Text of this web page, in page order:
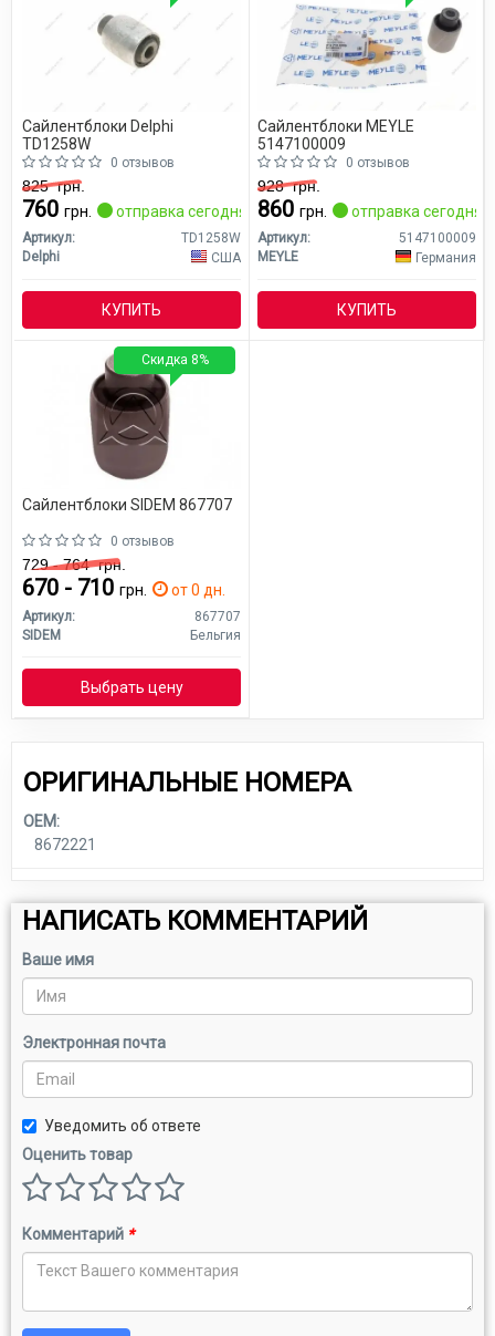
Сайлентблоки Delphi
TD1258W
0 отзывов
825грн.
760 грн. отправка сегодня
Артикул:
TD1258W
Delphi
США
КУПИТЬ
Сайлентблоки MEYLE
5147100009
0 отзывов
928грн.
860 грн. отправка сегодня
Артикул:
5147100009
MEYLE
Германия
КУПИТЬ
Сайлентблоки SIDEM 867707
0 отзывов
729 - 764грн.
670 - 710 грн. от 0 дн.
Артикул:
867707
SIDEM
Бельгия
Выбрать цену
Скидка 8%
ОРИГИНАЛЬНЫЕ НОМЕРА
OEM:
8672221
НАПИСАТЬ КОММЕНТАРИЙ
Ваше имя
Электронная почта
Уведомить об ответе
Оценить товар
Комментарий *